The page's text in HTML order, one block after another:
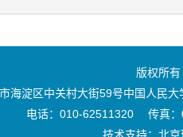
版权所有
海淀区中关村大街59号中国人民
电话：010-62511320 传真